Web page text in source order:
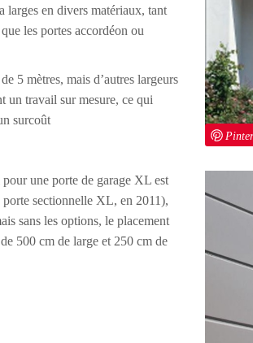
larges en divers matériaux, tant
les portes accordéon ou
5 mètres, mais d’autres largeurs
un travail sur mesure, ce qui
surcoût
une porte de garage XL est
sectionnelle XL, en 2011),
sans les options, le placement
500 cm de large et 250 cm de